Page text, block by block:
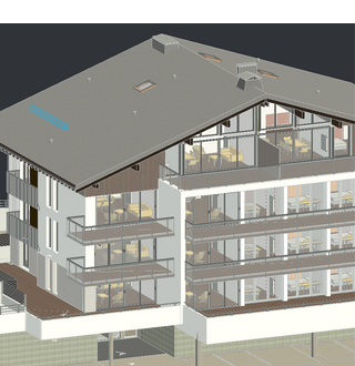
Réhabilitation et
neuf
Nature du projet